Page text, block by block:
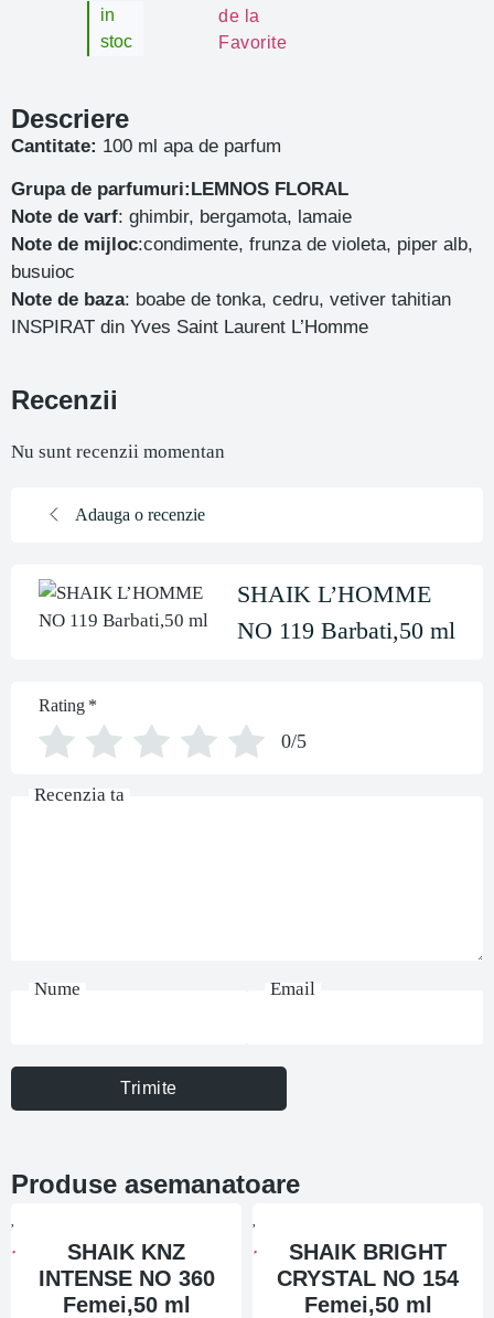
in
stoc
de la
Favorite
Descriere
Cantitate: 100 ml apa de parfum
Grupa de parfumuri:LEMNOS FLORAL
Note de varf: ghimbir, bergamota, lamaie
Note de mijloc:condimente, frunza de violeta, piper alb,
busuioc
Note de baza: boabe de tonka, cedru, vetiver tahitian
INSPIRAT din Yves Saint Laurent L’Homme
Recenzii
Nu sunt recenzii momentan
Adauga o recenzie
SHAIK L’HOMME
NO 119 Barbati,50 ml
Rating *
0/5
Recenzia ta
Nume Email
Trimite
Produse asemanatoare
SHAIK KNZ
INTENSE NO 360
Femei,50 ml
SHAIK BRIGHT
CRYSTAL NO 154
Femei,50 ml